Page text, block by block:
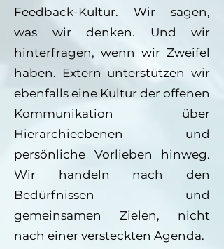
Feedback-Kultur. Wir sagen,
was wir denken. Und wir
hinterfragen, wenn wir Zweifel
haben. Extern unterstützen wir
ebenfalls eine Kultur der offenen
Kommunikation über
Hierarchieebenen und
persönliche Vorlieben hinweg.
Wir handeln nach den
Bedürfnissen und
gemeinsamen Zielen, nicht
nach einer versteckten Agenda.